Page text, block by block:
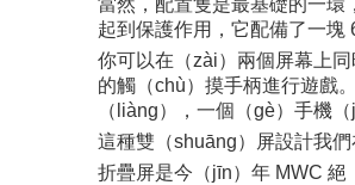
起到保護作用，它配備了一塊
你可以在（zài）兩個屏幕上
的觸（chù）摸手柄進行遊戲
（liàng），一個（gè）手機
這種雙（shuāng）屏設計我
折疊屏是今（jīn）年 MWC